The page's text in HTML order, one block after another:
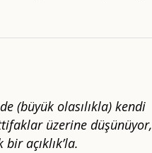
(büyük olasılıkla) kendi
üzerine düşünüyor,
açıklık’la.